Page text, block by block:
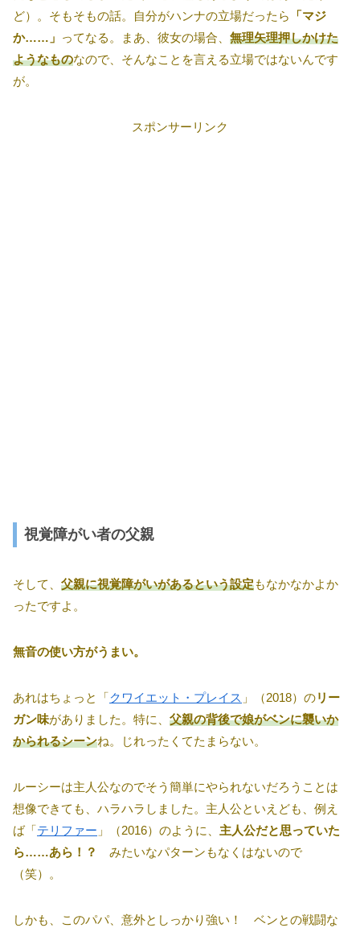
ど）。そもそもの話。自分がハンナの立場だったら
「マジ
か……」 ってなる。まあ、彼女の場合、 無理矢理押しかけた
ようなものなので、そんなことを言える立場ではないんです
が。
スポンサーリンク
視覚障がい者の父親
そして、 父親に視覚障がいがあるという設定もなかなかよか
ったですよ。
無音の使い方がうまい。
あれはちょっと「クワイエット・プレイス 」（2018）のリー
ガン味がありました。特に、 父親の背後で娘がベンに襲いか
かられるシーンね。じれったくてたまらない。
ルーシーは主人公なのでそう簡単にやられないだろうことは
想像できても、ハラハラしました。主人公といえども、例え
ば「テリファー 」（2016）のように、 主人公だと思っていた
ら……あら！？
みたいなパターンもなくはないので
（笑）。
しかも、このパパ、意外としっかり強い！ ベンとの戦闘な